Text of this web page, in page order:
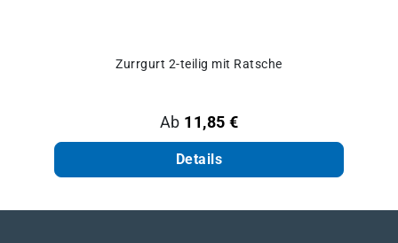
Zurrgurt 2-teilig mit Ratsche
Regulärer Preis:
Ab 11,85 €
Details